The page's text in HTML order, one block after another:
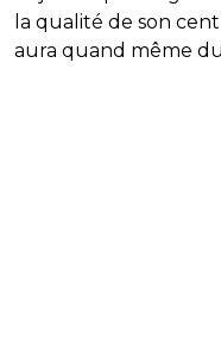
la qualité de son
aura quand même